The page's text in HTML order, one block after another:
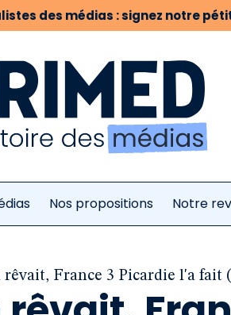
des médias : signez notre
Nos propositions Notre
France 3 Picardie l'a fait